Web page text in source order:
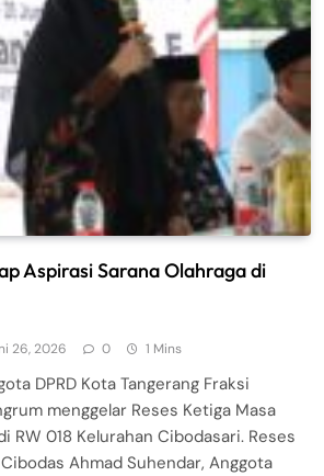
Aspirasi Sarana Olahraga di
26, 2026 0 1 Mins
DPRD Kota Tangerang Fraksi
menggelar Reses Ketiga Masa
RW 018 Kelurahan Cibodasari. Reses
Ahmad Suhendar, Anggota